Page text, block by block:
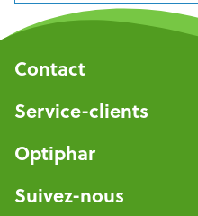
Contact
Service-clients
Optiphar
Suivez-nous